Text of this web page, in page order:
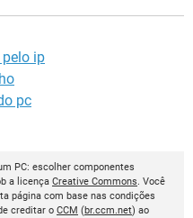
ip
pc
PC: escolher componentes
a licença Creative Commons. Você
página com base nas condições
creditar o CCM (br.ccm.net) ao